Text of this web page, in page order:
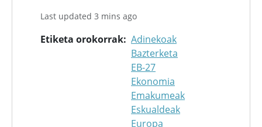
Last updated 3 mins ago
Etiketa orokorrak Adinekoak
Bazterketa
EB-27
Ekonomia
Emakumeak
Eskualdeak
Europa